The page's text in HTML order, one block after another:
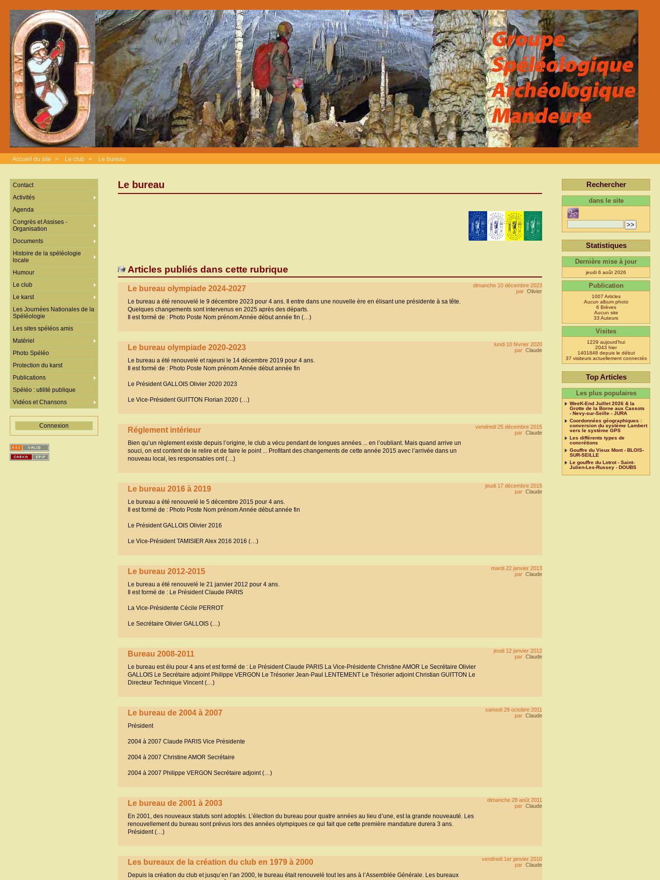
Accueil du site > Le club > Le bureau
Le bureau
Articles publiés dans cette rubrique
dimanche 10 décembre 2023
par Olivier
Le bureau olympiade 2024-2027
Le bureau a été renouvelé le 9 décembre 2023 pour 4 ans. Il entre dans une nouvelle ère en élisant une présidente à sa tête.
Quelques changements sont intervenus en 2025 après des départs.
Il est formé de : Photo Poste Nom prénom Année début année fin (…)
lundi 10 février 2020
par Claude
Le bureau olympiade 2020-2023
Le bureau a été renouvelé et rajeuni le 14 décembre 2019 pour 4 ans.
Il est formé de : Photo Poste Nom prénom Année début année fin
Le Président GALLOIS Olivier 2020 2023
Le Vice-Président GUITTON Florian 2020 (…)
vendredi 25 décembre 2015
par Claude
Réglement intérieur
Bien qu’un règlement existe depuis l’origine, le club a vécu pendant de longues années ... en l’oubliant. Mais quand arrive un
souci, on est content de le relire et de faire le point ... Profitant des changements de cette année 2015 avec l’arrivée dans un
nouveau local, les responsables ont (…)
jeudi 17 décembre 2015
par Claude
Le bureau 2016 à 2019
Le bureau a été renouvelé le 5 décembre 2015 pour 4 ans.
Il est formé de : Photo Poste Nom prénom Année début année fin
Le Président GALLOIS Olivier 2016
Le Vice-Président TAMISIER Alex 2016 2016 (…)
mardi 22 janvier 2013
par Claude
Le bureau 2012-2015
Le bureau a été renouvelé le 21 janvier 2012 pour 4 ans.
Il est formé de : Le Président Claude PARIS
La Vice-Présidente Cécile PERROT
Le Secrétaire Olivier GALLOIS (…)
jeudi 12 janvier 2012
par Claude
Bureau 2008-2011
Le bureau est élu pour 4 ans et est formé de : Le Président Claude PARIS La Vice-Présidente Christine AMOR Le Secrétaire Olivier
GALLOIS Le Secrétaire adjoint Philippe VERGON Le Trésorier Jean-Paul LENTEMENT Le Trésorier adjoint Christian GUITTON Le
Directeur Technique Vincent (…)
samedi 29 octobre 2011
par Claude
Le bureau de 2004 à 2007
Président
2004 à 2007 Claude PARIS Vice Présidente
2004 à 2007 Christine AMOR Secrétaire
2004 à 2007 Philippe VERGON Secrétaire adjoint (…)
dimanche 28 août 2011
par Claude
Le bureau de 2001 à 2003
En 2001, des nouveaux statuts sont adoptés. L’élection du bureau pour quatre années au lieu d’une, est la grande nouveauté. Les
renouvellement du bureau sont prévus lors des années olympiques ce qui fait que cette première mandature durera 3 ans.
Président (…)
vendredi 1er janvier 2010
par Claude
Les bureaux de la création du club en 1979 à 2000
Depuis la création du club et jusqu’en l’an 2000, le bureau était renouvelé tout les ans à l’Assemblée Générale. Les bureaux
Contact
Activités
Agenda
Congrès et Assises -
Organisation
Documents
Histoire de la spéléologie
locale
Humour
Le club
Le karst
Les Journées Nationales de la
Spéléologie
Les sites spéléos amis
Matériel
Photo Spéléo
Protection du karst
Publications
Spéléo : utilité publique
Vidéos et Chansons
Connexion
Rechercher
dans le site
Statistiques
Dernière mise à jour
jeudi 6 août 2026
Publication
1007 Articles
Aucun album photo
6 Brèves
Aucun site
33 Auteurs
Visites
1229 aujourd’hui
2043 hier
1401848 depuis le début
37 visiteurs actuellement connectés
Top Articles
Les plus populaires
WeeK-End Juillet 2026 & la
Grotte de la Borne aux Cassots
- Nevy-sur-Seille - JURA
Coordonnées géographiques :
conversion du système Lambert
vers le système GPS
Les différents types de
concrétions
Gouffre du Vieux Mont - BLOIS-
SUR-SEILLE
Le gouffre du Lotrot - Saint-
Julien-Les-Russey - DOUBS